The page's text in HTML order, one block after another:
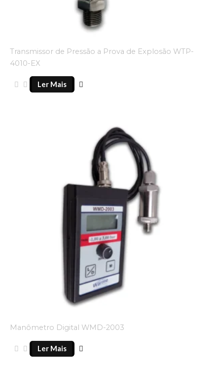
Transmissor de Pressão a Prova de Explosão WTP-
4010-EX
Ler Mais
Manômetro Digital WMD-2003
Ler Mais